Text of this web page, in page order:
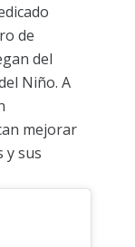
de
del
Niño. A
mejorar
y sus